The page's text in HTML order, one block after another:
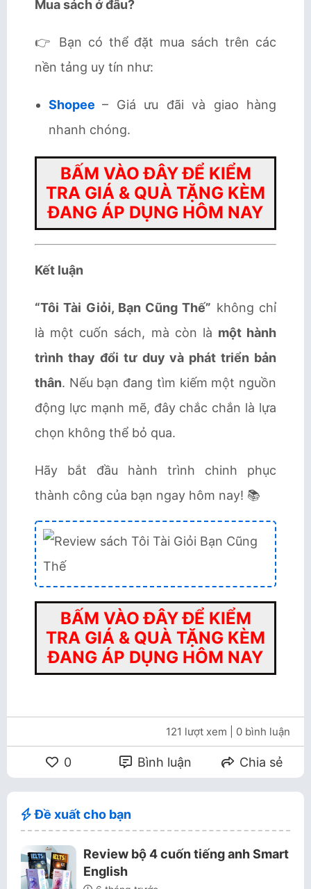
Mua sách ở đâu?
👉 Bạn có thể đặt mua sách trên các
nền tảng uy tín như:
Shopee– Giá ưu đãi và giao hàng
nhanh chóng.
BẤM VÀO ĐÂY ĐỂ KIỂM
TRA GIÁ & QUÀ TẶNG KÈM
ĐANG ÁP DỤNG HÔM NAY
Kết luận
“Tôi Tài Giỏi, Bạn Cũng Thế” không chỉ
là một cuốn sách, mà còn là một hành
trình thay đổi tư duy và phát triển bản
thân. Nếu bạn đang tìm kiếm một nguồn
động lực mạnh mẽ, đây chắc chắn là lựa
chọn không thể bỏ qua.
Hãy bắt đầu hành trình chinh phục
thành công của bạn ngay hôm nay! 📚
BẤM VÀO ĐÂY ĐỂ KIỂM
TRA GIÁ & QUÀ TẶNG KÈM
ĐANG ÁP DỤNG HÔM NAY
121 lượt xem | 0 bình luận
0 Bình luận Chia sẻ
Đề xuất cho bạn
Review bộ 4 cuốn tiếng anh Smart
English